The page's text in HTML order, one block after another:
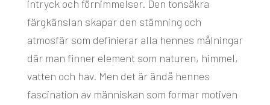
intryck och förnimmelser. Den tonsäkra
färgkänslan skapar den stämning och
atmosfär som definierar alla hennes målningar
där man finner element som naturen, himmel,
vatten och hav. Men det är ändå hennes
fascination av människan som formar motiven